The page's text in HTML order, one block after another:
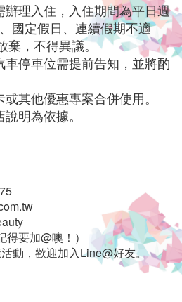
理入住，入住期間為平日週
國定假日、連續假期不適
棄，不得異議。
停車位需提前告知，並將酌
其他優惠專案合併使用。
明為依據。
得要加@噢！）
動，歡迎加入Line@好友。